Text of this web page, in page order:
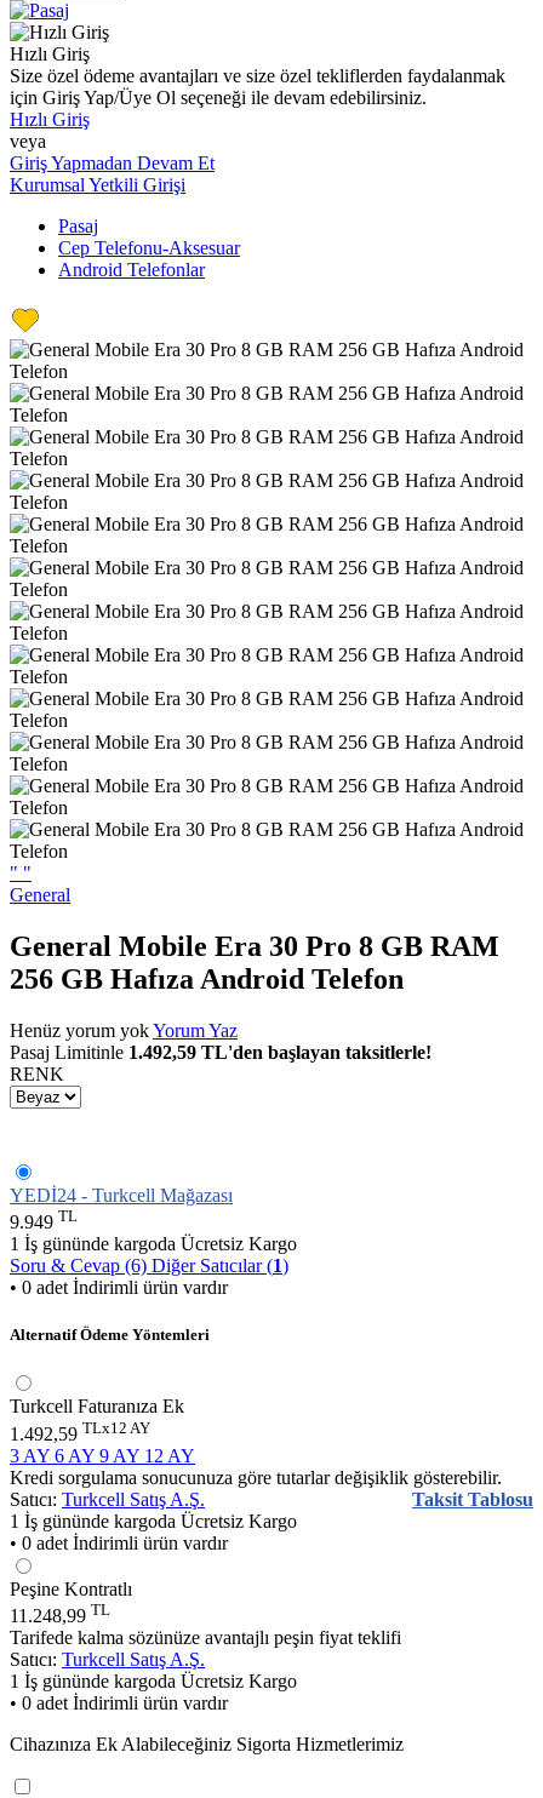
Hızlı Giriş
Size özel ödeme avantajları ve size özel tekliflerden faydalanmak
için Giriş Yap/Üye Ol seçeneği ile devam edebilirsiniz.
Hızlı Giriş
veya
Giriş Yapmadan Devam Et
Kurumsal Yetkili Girişi
Pasaj
Cep Telefonu-Aksesuar
Android Telefonlar
" "
General
General Mobile Era 30 Pro 8 GB RAM
256 GB Hafıza Android Telefon
Henüz yorum yokYorum Yaz
Pasaj Limitinle 1.492,59 TL'den başlayan taksitlerle!
RENK
YEDİ24 - Turkcell Mağazası
9.949 TL
1 İş gününde kargoda Ücretsiz Kargo
Soru & Cevap (6) Diğer Satıcılar (1)
• 0 adet İndirimli ürün vardır
Alternatif Ödeme Yöntemleri
Turkcell Faturanıza Ek
1.492,59 TLx12 AY
3 AY 6 AY 9 AY 12 AY
Kredi sorgulama sonucunuza göre tutarlar değişiklik gösterebilir.
Satıcı: Turkcell Satış A.Ş.
Taksit Tablosu
1 İş gününde kargoda Ücretsiz Kargo
• 0 adet İndirimli ürün vardır
Peşine Kontratlı
11.248,99 TL
Tarifede kalma sözünüze avantajlı peşin fiyat teklifi
Satıcı: Turkcell Satış A.Ş.
1 İş gününde kargoda Ücretsiz Kargo
• 0 adet İndirimli ürün vardır
Cihazınıza Ek Alabileceğiniz Sigorta Hizmetlerimiz